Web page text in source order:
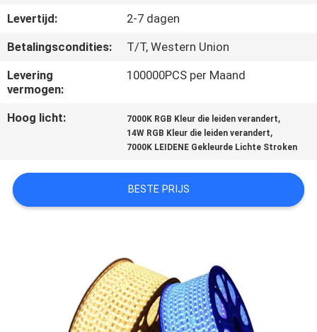
GEVALLEN
SHOPPING
LINE
Levertijd:
2-7 dagen
Betalingscondities:
T/T, Western Union
Levering
vermogen:
100000PCS per Maand
Hoog licht: 7000K RGB Kleur die leiden verandert,
14W RGB Kleur die leiden verandert,
7000K LEIDENE Gekleurde Lichte Stroken
BESTE PRIJS